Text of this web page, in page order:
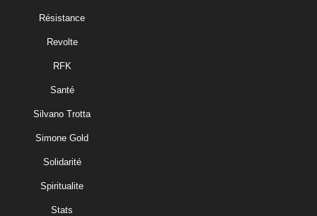
Résistance
Revolte
RFK
Santé
Silvano Trotta
Simone Gold
Solidarité
Spiritualite
Stats